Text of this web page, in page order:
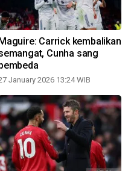
Carrick kembalikan
Cunha sang
January 2026 13:24 WIB